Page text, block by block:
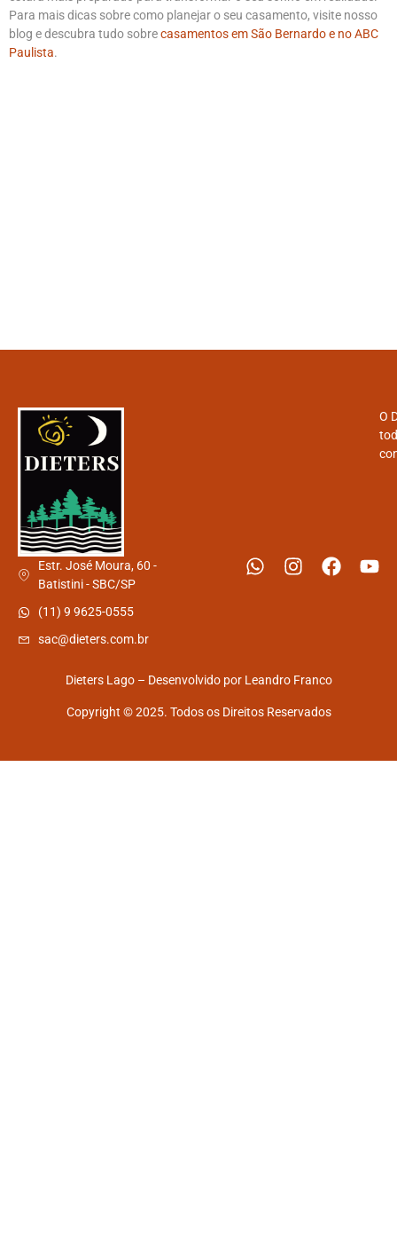
Para mais dicas sobre como planejar o seu casamento, visite nosso
blog e descubra tudo sobrecasamentos em São Bernardo e no ABC
Paulista.
O
Estr. José Moura, 60 -
Batistini - SBC/SP
(11) 9 9625-0555
sac@dieters.com.br
Dieters Lago – Desenvolvido por Leandro Franco
Copyright © 2025. Todos os Direitos Reservados